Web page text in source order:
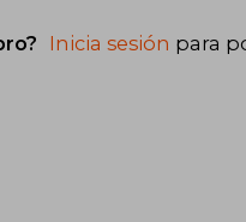
Inicia sesión para